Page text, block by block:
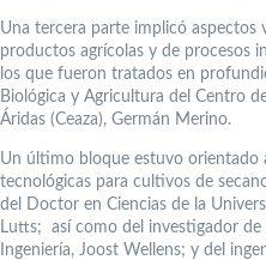
Una tercera parte implicó aspectos
productos agrícolas y de procesos
los que fueron tratados en
Biológica y Agricultura del Centro
Áridas (Ceaza), Germán Merino.
Un último bloque estuvo orientado
tecnológicas para cultivos de
del Doctor en Ciencias de la
Lutts; así como del investigador
Ingeniería, Joost Wellens; y del